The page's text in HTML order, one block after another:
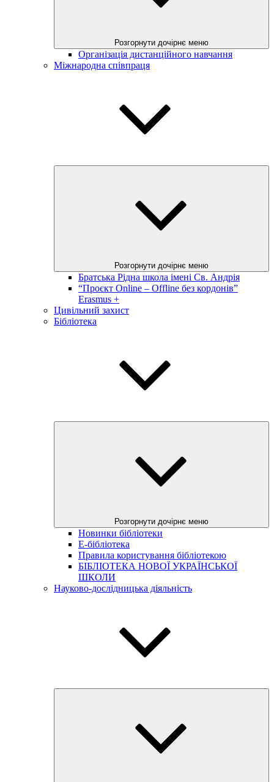
Розгорнути дочірнє меню
Організація дистанційного навчання
Міжнародна співпраця
Розгорнути дочірнє меню
Братська Рідна школа імені Св. Андрія
“Проєкт Online – Offline без кордонів”
Erasmus +
Цивільний захист
Бібліотека
Розгорнути дочірнє меню
Новинки бібліотеки
E-бібліотека
Правила користування бібліотекою
БІБЛІОТЕКА НОВОЇ УКРАЇНСЬКОЇ
ШКОЛИ
Науково-дослідницька діяльність